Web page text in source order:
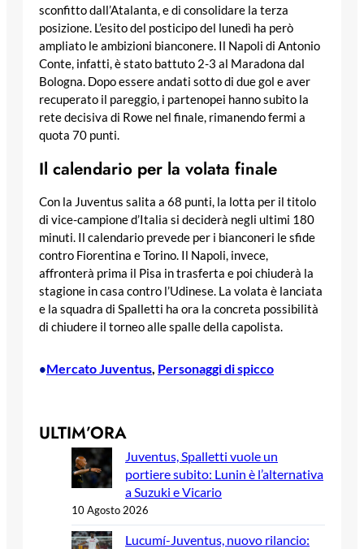
sconfitto dall’Atalanta, e di consolidare la terza
posizione. L’esito del posticipo del lunedì ha però
ampliato le ambizioni bianconere. Il Napoli di Antonio
Conte, infatti, è stato battuto 2-3 al Maradona dal
Bologna. Dopo essere andati sotto di due gol e aver
recuperato il pareggio, i partenopei hanno subito la
rete decisiva di Rowe nel finale, rimanendo fermi a
quota 70 punti.
Il calendario per la volata finale
Con la Juventus salita a 68 punti, la lotta per il titolo
di vice-campione d’Italia si deciderà negli ultimi 180
minuti. Il calendario prevede per i bianconeri le sfide
contro Fiorentina e Torino. Il Napoli, invece,
affronterà prima il Pisa in trasferta e poi chiuderà la
stagione in casa contro l’Udinese. La volata è lanciata
e la squadra di Spalletti ha ora la concreta possibilità
di chiudere il torneo alle spalle della capolista.
•Mercato Juventus, Personaggi di spicco
ULTIM’ORA
Juventus, Spalletti vuole un
portiere subito: Lunin è l’alternativa
a Suzuki e Vicario
10 Agosto 2026
Lucumí-Juventus, nuovo rilancio: